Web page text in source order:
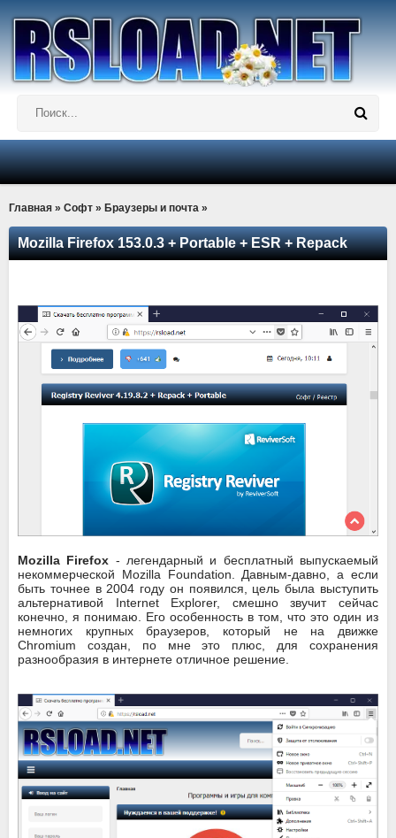
Главная » Софт » Браузеры и почта »
Mozilla Firefox 153.0.3 + Portable + ESR + Repack
Mozilla Firefox - легендарный и бесплатный выпускаемый
некоммерческой Mozilla Foundation. Давным-давно, а если
быть точнее в 2004 году он появился, цель была выступить
альтернативой Internet Explorer, смешно звучит сейчас
конечно, я понимаю. Его особенность в том, что это один из
немногих крупных браузеров, который не на движке
Chromium создан, по мне это плюс, для сохранения
разнообразия в интернете отличное решение.